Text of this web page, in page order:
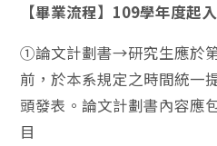
【畢業流程】109學年度起
①論文計劃書→研究生應於
前，於本系規定之時間統一
頭發表。論文計劃書內容應
目